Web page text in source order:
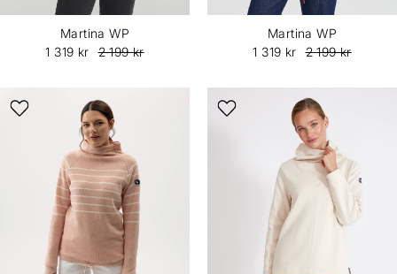
Martina WP
1 319 kr
2 199 kr
Martina WP
1 319 kr
2 199 kr